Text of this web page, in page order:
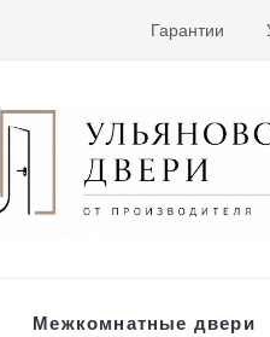
Гарантии
Межкомнатные двери